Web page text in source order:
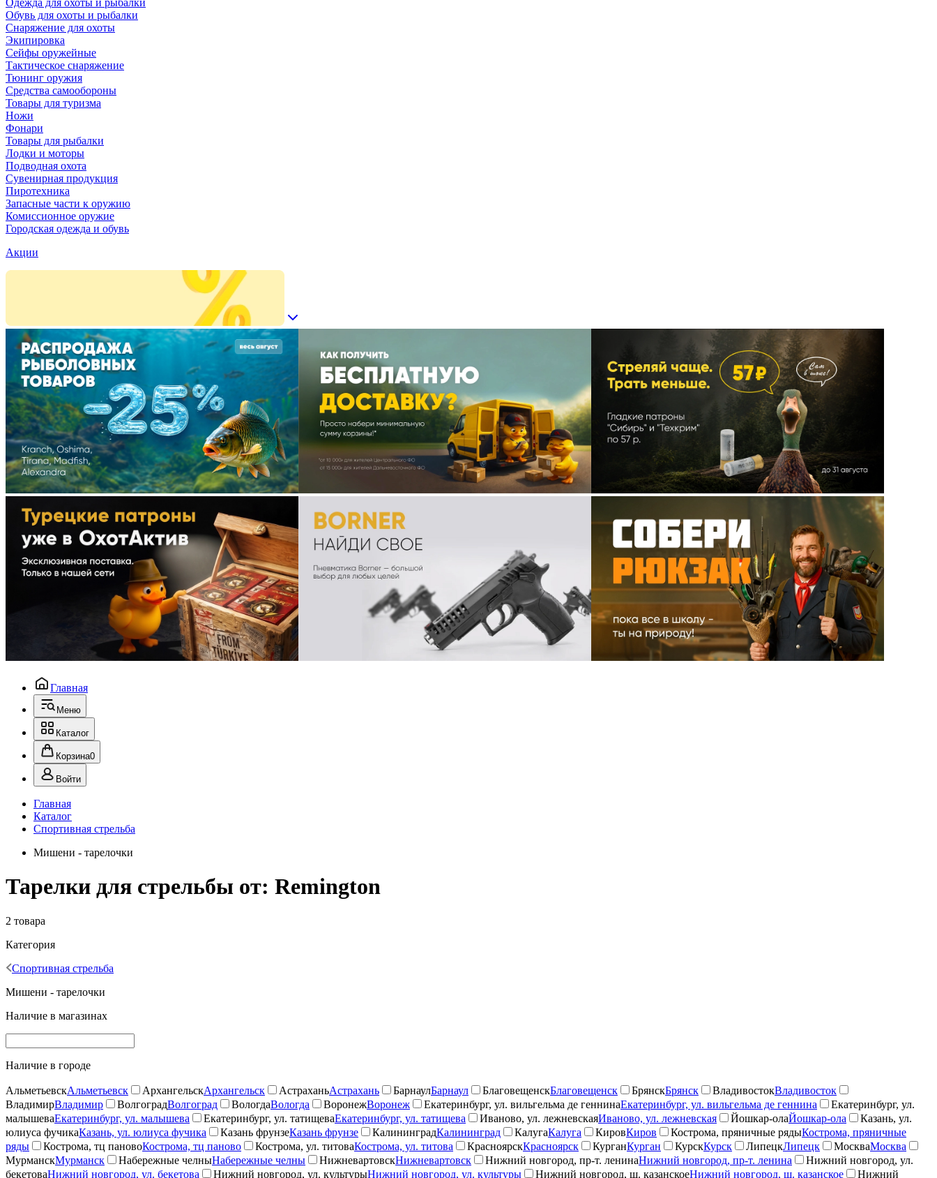
Одежда для охоты и рыбалки
Обувь для охоты и рыбалки
Снаряжение для охоты
Экипировка
Сейфы оружейные
Тактическое снаряжение
Тюнинг оружия
Средства самообороны
Товары для туризма
Ножи
Фонари
Товары для рыбалки
Лодки и моторы
Подводная охота
Сувенирная продукция
Пиротехника
Запасные части к оружию
Комиссионное оружие
Городская одежда и обувь
Акции
Главная
Меню
Каталог
Корзина0
Войти
Главная
Каталог
Спортивная стрельба
Мишени - тарелочки
Тарелки для стрельбы от: Remington
2 товара
Категория
Спортивная стрельба
Мишени - тарелочки
Наличие в магазинах
Наличие в городе
АльметьевскАльметьевск АрхангельскАрхангельск АстраханьАстрахань БарнаулБарнаул БлаговещенскБлаговещенск БрянскБрянск ВладивостокВладивосток
ВладимирВладимир ВолгоградВолгоград ВологдаВологда ВоронежВоронеж Екатеринбург, ул. вильгельма де геннинаЕкатеринбург, ул. вильгельма де геннина
Екатеринбург, ул.
малышеваЕкатеринбург, ул. малышева Екатеринбург, ул. татищеваЕкатеринбург, ул. татищева Иваново, ул. лежневскаяИваново, ул. лежневская Йошкар-олаЙошкар-ола
Казань, ул.
юлиуса фучикаКазань, ул. юлиуса фучика Казань фрунзеКазань фрунзе КалининградКалининград КалугаКалуга КировКиров Кострома, пряничные рядыКострома, пряничные
ряды
Кострома, тц пановоКострома, тц паново Кострома, ул. титоваКострома, ул. титова КрасноярскКрасноярск КурганКурган КурскКурск ЛипецкЛипецк МоскваМосква
МурманскМурманск Набережные челныНабережные челны НижневартовскНижневартовск Нижний новгород, пр-т. ленинаНижний новгород, пр-т. ленина
Нижний новгород, ул.
бекетоваНижний новгород, ул. бекетова Нижний новгород, ул. культурыНижний новгород, ул. культуры Нижний новгород, ш. казанскоеНижний новгород, ш. казанское Нижний